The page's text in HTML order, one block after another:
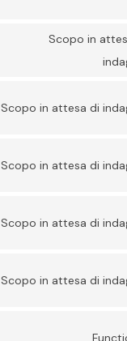
Scopo in
Scopo in attesa di
Scopo in attesa di
Scopo in attesa di
Scopo in attesa di